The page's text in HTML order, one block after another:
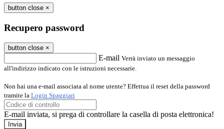
button close ×
Recupero password
button close ×
E-mail Verrà inviato un messaggio
all'indirizzo indicato con le istruzioni necessarie.
Non hai una e-mail associata al nome utente? Effettua il reset della password
tramite la Login Spaggiari
E-mail inviata, si prega di controllare la casella di posta elettronica!